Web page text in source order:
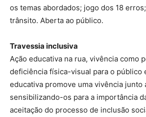
os temas abordados; jogo dos 18
trânsito. Aberta ao público.
Travessia inclusiva
Ação educativa na rua, vivência como
deficiência física-visual para o público
educativa promove uma vivência junto
sensibilizando-os para a importância
aceitação do processo de inclusão